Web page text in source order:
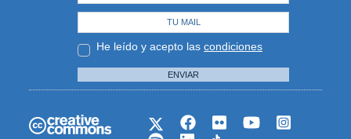
He leído y acepto las condiciones
ENVIAR